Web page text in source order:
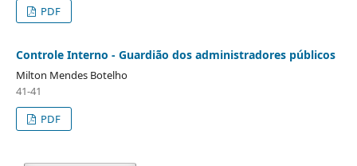
PDF
Controle Interno - Guardião dos administradores públicos
Milton Mendes Botelho
41-41
PDF